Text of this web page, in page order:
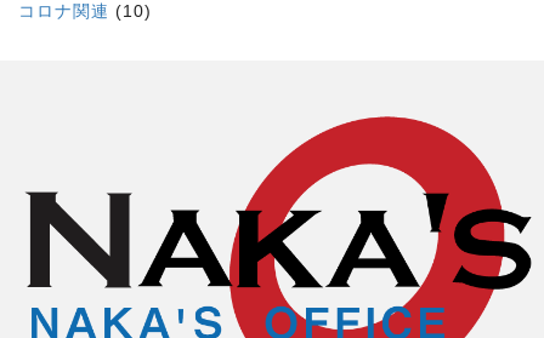
コロナ関連 (10)